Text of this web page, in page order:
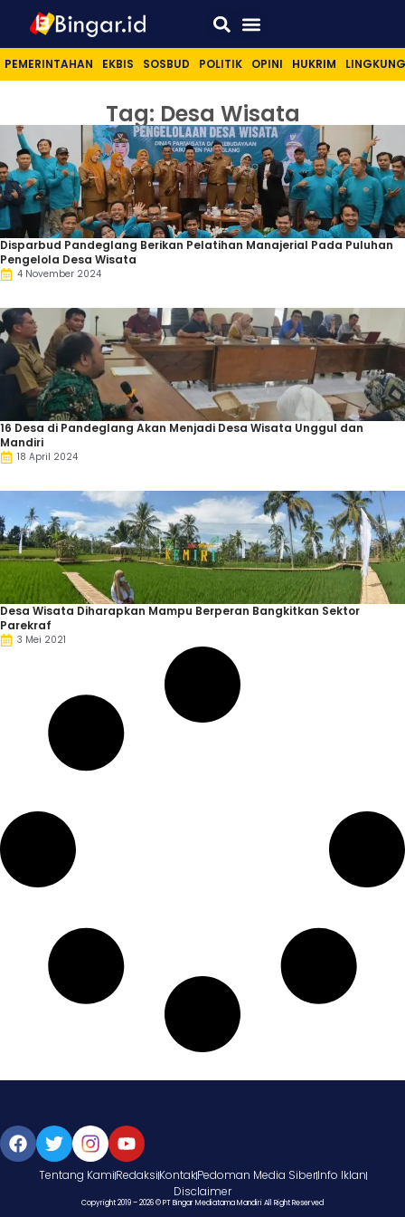
PEMERINTAHAN EKBIS SOSBUD POLITIK OPINI HUKRIM
Tag: Desa Wisata
Disparbud Pandeglang Berikan Pelatihan Manajerial Pada Puluhan
Pengelola Desa Wisata
4 November 2024
16 Desa di Pandeglang Akan Menjadi Desa Wisata Unggul dan
Mandiri
18 April 2024
Desa Wisata Diharapkan Mampu Berperan Bangkitkan Sektor
Parekraf
3 Mei 2021
Tentang KamiRedaksiKontakPedoman Media SiberInfo Iklan
Disclaimer
Copyright 2019 – 2026 © PT Bingar Mediatama Mandiri All Right Reserved